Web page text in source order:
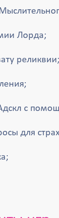
Лорда;
реликвии;
с
для